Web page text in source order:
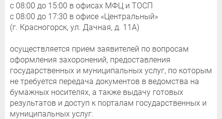
с 08:00 до 15:00 в офисах МФЦ и ТОСП
с 08:00 до 17:30 в офисе «Центральный»
(г. Красногорск, ул. Дачная, д. 11А)
осуществляется прием заявителей по вопросам
оформления захоронений, предоставления
государственных и муниципальных услуг, по которым
не требуется передача документов в ведомства на
бумажных носителях, а также выдачу готовых
результатов и доступ к порталам государственных и
муниципальных услуг.